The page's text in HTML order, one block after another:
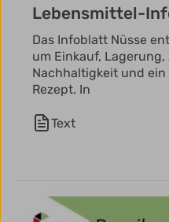
Lebensmittel-
Das Infoblatt Nüsse
um Einkauf,
Nachhaltigkeit und
Rezept. In
Text